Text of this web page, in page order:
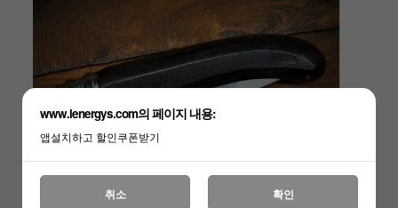
www.lenergys.com의 페이지 내용:
앱설치하고 할인쿠폰받기
취소 확인